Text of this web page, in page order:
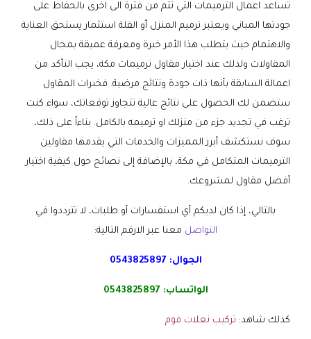
تساعد اعمال الترميمات التي تتم من فترة الى اخرى بالحفاظ على
جودتها المباني ويعتبر ترميم المنزل أو الفلة استثمار يستحق العناية
والاهتمام حيث يتطلب هذا الأمر خبرة ومعرفة عميقة بمجال
المقاولات ولذلك عند اختيار مقاول ترميمات مكة، يجب التأكد من
اعمالة السابقة بأنها ذات جودة ونتائج مرضية. فخبرات المقاول
ستضمن لك الحصول على نتائج عالية تتجاوز توقعاتك، سواء كنت
ترغب في تجديد جزء من منزلك او ترميمه بالكامل. بناءاً على ذلك،
سوف نستكشف أبرز المميزات والخدمات التي يقدمها مقاولين
الترميمات المتكامل في مكة، بالإضافة إلى نصائح حول كيفية اختيار
أفضل مقاول لمشروعك.
بالتالي، إذا كان لديكم أي استفسارات أو طلبات، لا تترددوا في
التواصل معنا عبر الارقم التالية:
الجوال: 0543825897
الواتساب: 0543825897
كذلك شاهد: تركيب نعلات فوم